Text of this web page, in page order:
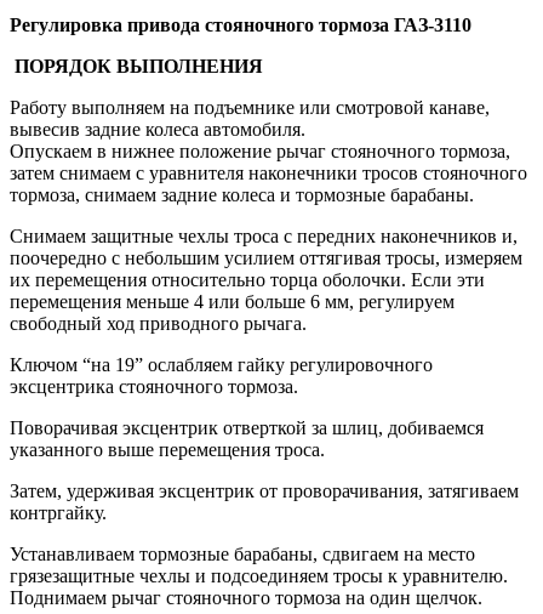
Регулировка привода стояночного тормоза ГАЗ-3110
ПОРЯДОК ВЫПОЛНЕНИЯ
Работу выполняем на подъемнике или смотровой канаве,
вывесив задние колеса автомобиля.
Опускаем в нижнее положение рычаг стояночного тормоза,
затем снимаем с уравнителя наконечники тросов стояночного
тормоза, снимаем задние колеса и тормозные барабаны.
Снимаем защитные чехлы троса с передних наконечников и,
поочередно с небольшим усилием оттягивая тросы, измеряем
их перемещения относительно торца оболочки. Если эти
перемещения меньше 4 или больше 6 мм, регулируем
свободный ход приводного рычага.
Ключом “на 19” ослабляем гайку регулировочного
эксцентрика стояночного тормоза.
Поворачивая эксцентрик отверткой за шлиц, добиваемся
указанного выше перемещения троса.
Затем, удерживая эксцентрик от проворачивания, затягиваем
контргайку.
Устанавливаем тормозные барабаны, сдвигаем на место
грязезащитные чехлы и подсоединяем тросы к уравнителю.
Поднимаем рычаг стояночного тормоза на один щелчок.